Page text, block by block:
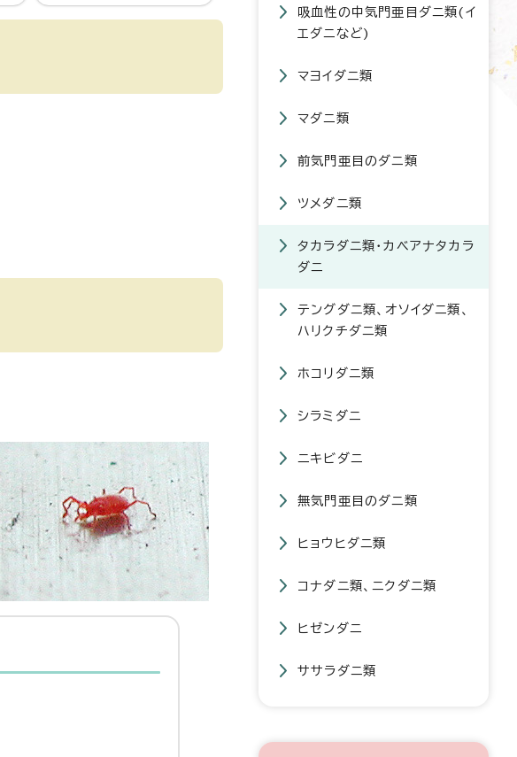
吸血性の中気門亜目ダニ類(イ
エダニなど)
マヨイダニ類
マダニ類
前気門亜目のダニ類
ツメダニ類
タカラダニ類・カベアナタカラ
ダニ
テングダニ類、オソイダニ類、
ハリクチダニ類
ホコリダニ類
シラミダニ
ニキビダニ
無気門亜目のダニ類
ヒョウヒダニ類
コナダニ類、ニクダニ類
ヒゼンダニ
ササラダニ類